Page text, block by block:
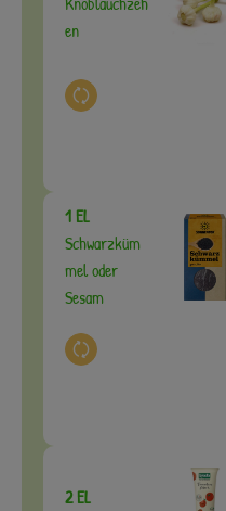
en
Auswahl ändern
1 EL
Schwarzküm
mel oder
Sesam
Auswahl ändern
2 EL